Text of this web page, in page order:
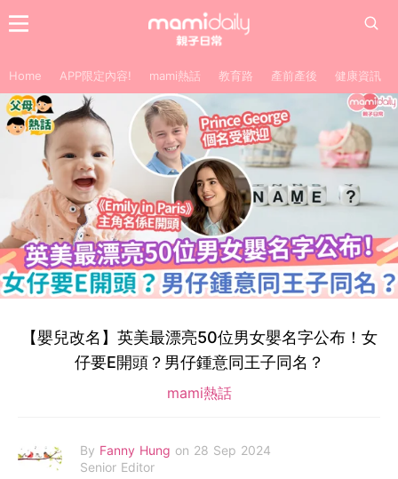
Home APP限定內容! mami熱話 教育路 產前產後 健康資訊
【嬰兒改名】英美最漂亮50位男女嬰名字公布！女
仔要E開頭？男仔鍾意同王子同名？
mami熱話
By Fanny Hung on 28 Sep 2024
Senior Editor